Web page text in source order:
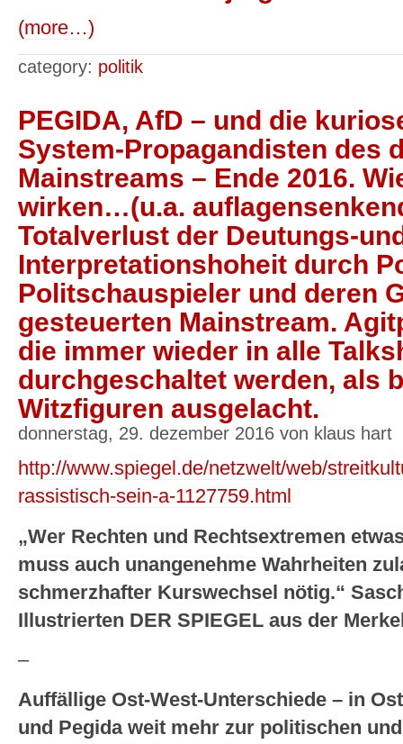
(more…)
category: politik
PEGIDA, AfD – und die
System-Propagandisten des
Mainstreams – Ende 2016.
wirken…(u.a.
Totalverlust der Deutungs-
Interpretationshoheit durch
Politschauspieler und deren
gesteuerten Mainstream.
die immer wieder in alle
durchgeschaltet werden, als
Witzfiguren ausgelacht.
donnerstag, 29. dezember 2016 von klaus hart
http://www.spiegel.de/netzwelt/web/
rassistisch-sein-a-1127759.html
„Wer Rechten und Rechtsextremen
muss auch unangenehme Wahrheiten
schmerzhafter Kurswechsel nötig.“
Illustrierten DER SPIEGEL aus der
–
Auffällige Ost-West-Unterschiede – in
und Pegida weit mehr zur politischen